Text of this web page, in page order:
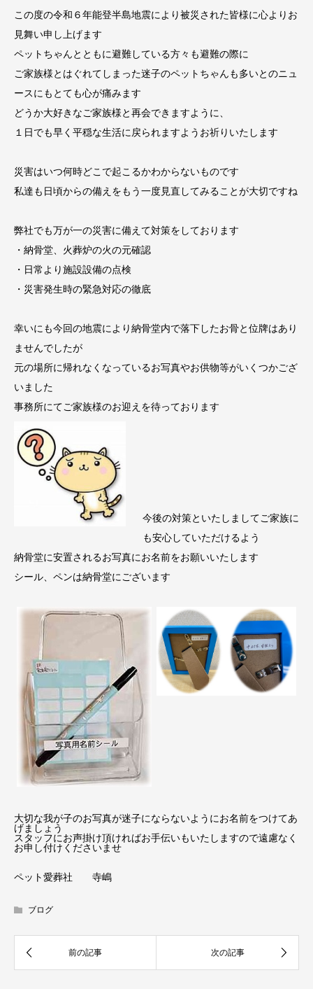
この度の令和６年能登半島地震により被災された皆様に心よりお
見舞い申し上げます
ペットちゃんとともに避難している方々も避難の際に
ご家族様とはぐれてしまった迷子のペットちゃんも多いとのニュ
ースにもとても心が痛みます
どうか大好きなご家族様と再会できますように、
１日でも早く平穏な生活に戻られますようお祈りいたします
災害はいつ何時どこで起こるかわからないものです
私達も日頃からの備えをもう一度見直してみることが大切ですね
弊社でも万が一の災害に備えて対策をしております
・納骨堂、火葬炉の火の元確認
・日常より施設設備の点検
・災害発生時の緊急対応の徹底
幸いにも今回の地震により納骨堂内で落下したお骨と位牌はあり
ませんでしたが
元の場所に帰れなくなっているお写真やお供物等がいくつかござ
いました
事務所にてご家族様のお迎えを待っております
今後の対策といたしましてご家族に
も安心していただけるよう
納骨堂に安置されるお写真にお名前をお願いいたします
シール、ペンは納骨堂にございます
大切な我が子のお写真が迷子にならないようにお名前をつけてあ
げましょう
スタッフにお声掛け頂ければお手伝いもいたしますので遠慮なく
お申し付けくださいませ
ペット愛葬社 寺嶋
ブログ